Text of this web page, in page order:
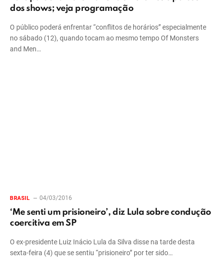
dos shows; veja programação
O público poderá enfrentar “conflitos de horários” especialmente
no sábado (12), quando tocam ao mesmo tempo Of Monsters
and Men…
BRASIL 04/03/2016
‘Me senti um prisioneiro’, diz Lula sobre condução
coercitiva em SP
O ex-presidente Luiz Inácio Lula da Silva disse na tarde desta
sexta-feira (4) que se sentiu “prisioneiro” por ter sido…